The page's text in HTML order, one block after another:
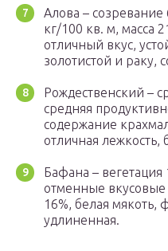
Алова –
кг/100 кв. м, масса
отличный вкус,
золотистой и раку,
Рождественский –
средняя
содержание
отличная лежкость,
Бафана – вегетация
отменные вкусовые
16%, белая мякоть,
удлиненная.